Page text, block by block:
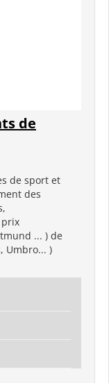
de
de sport et
des
... ) de
Umbro... )